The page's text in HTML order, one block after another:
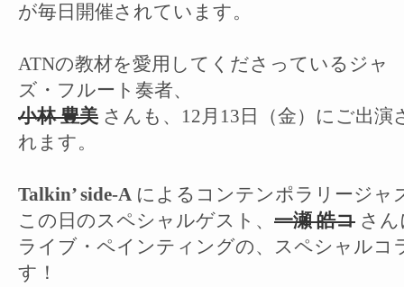
が毎日開催されています。
ATNの教材を愛用してくださっているジャ
ズ・フルート奏者、
小林 豊美 さんも、12月13日（金）にご出演
れます。
Talkin’ side-A によるコンテンポラリージャ
この日のスペシャルゲスト、 一瀬 皓コ さ
ライブ・ペインティングの、スペシャルコ
す！